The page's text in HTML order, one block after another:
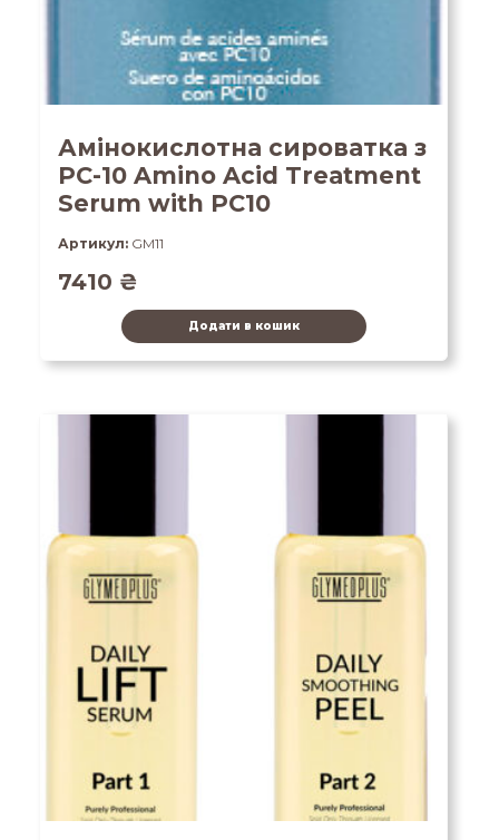
Амінокислотна сироватка з
PC-10 Amino Acid Treatment
Serum with PC10
Артикул: GM11
7410 ₴
Додати в кошик